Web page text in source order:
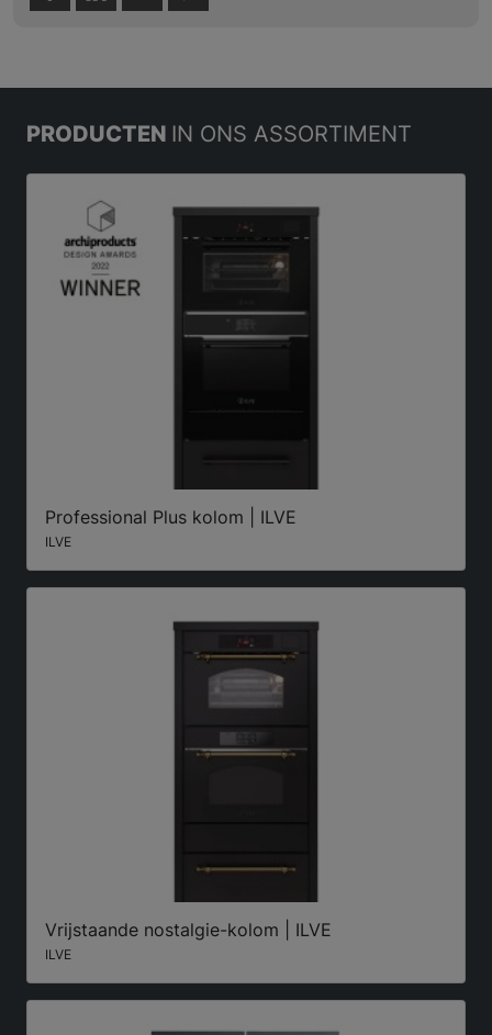
PRODUCTEN IN ONS ASSORTIMENT
Professional Plus kolom | ILVE
ILVE
Vrijstaande nostalgie-kolom | ILVE
ILVE